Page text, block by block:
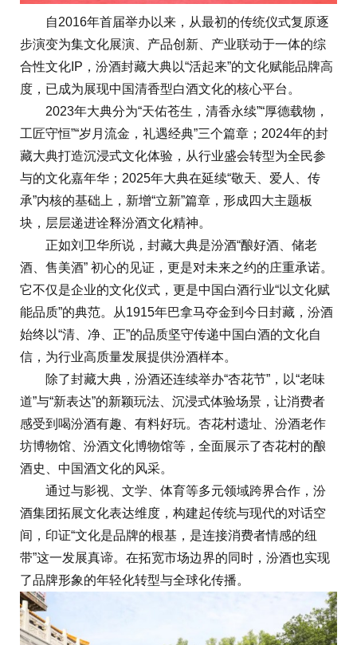
自2016年首届举办以来，从最初的传统仪式复原逐
步演变为集文化展演、产品创新、产业联动于一体的综
合性文化IP，汾酒封藏大典以“活起来”的文化赋能品牌高
度，已成为展现中国清香型白酒文化的核心平台。
2023年大典分为“天佑苍生，清香永续”“厚德载物，
工匠守恒”“岁月流金，礼遇经典”三个篇章；2024年的封
藏大典打造沉浸式文化体验，从行业盛会转型为全民参
与的文化嘉年华；2025年大典在延续“敬天、爱人、传
承”内核的基础上，新增“立新”篇章，形成四大主题板
块，层层递进诠释汾酒文化精神。
正如刘卫华所说，封藏大典是汾酒“酿好酒、储老
酒、售美酒” 初心的见证，更是对未来之约的庄重承诺。
它不仅是企业的文化仪式，更是中国白酒行业“以文化赋
能品质”的典范。从1915年巴拿马夺金到今日封藏，汾酒
始终以“清、净、正”的品质坚守传递中国白酒的文化自
信，为行业高质量发展提供汾酒样本。
除了封藏大典，汾酒还连续举办“杏花节”，以“老味
道”与“新表达”的新颖玩法、沉浸式体验场景，让消费者
感受到喝汾酒有趣、有料好玩。杏花村遗址、汾酒老作
坊博物馆、汾酒文化博物馆等，全面展示了杏花村的酿
酒史、中国酒文化的风采。
通过与影视、文学、体育等多元领域跨界合作，汾
酒集团拓展文化表达维度，构建起传统与现代的对话空
间，印证“文化是品牌的根基，是连接消费者情感的纽
带”这一发展真谛。在拓宽市场边界的同时，汾酒也实现
了品牌形象的年轻化转型与全球化传播。